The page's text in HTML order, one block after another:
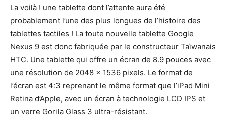
La voilà ! une tablette dont l’attente aura été
probablement l’une des plus longues de l’histoire des
tablettes tactiles ! La toute nouvelle tablette Google
Nexus 9 est donc fabriquée par le constructeur Taïwanais
HTC. Une tablette qui offre un écran de 8.9 pouces avec
une résolution de 2048 x 1536 pixels. Le format de
l’écran est 4:3 reprenant le même format que l’iPad Mini
Retina d’Apple, avec un écran à technologie LCD IPS et
un verre Gorila Glass 3 ultra-résistant.